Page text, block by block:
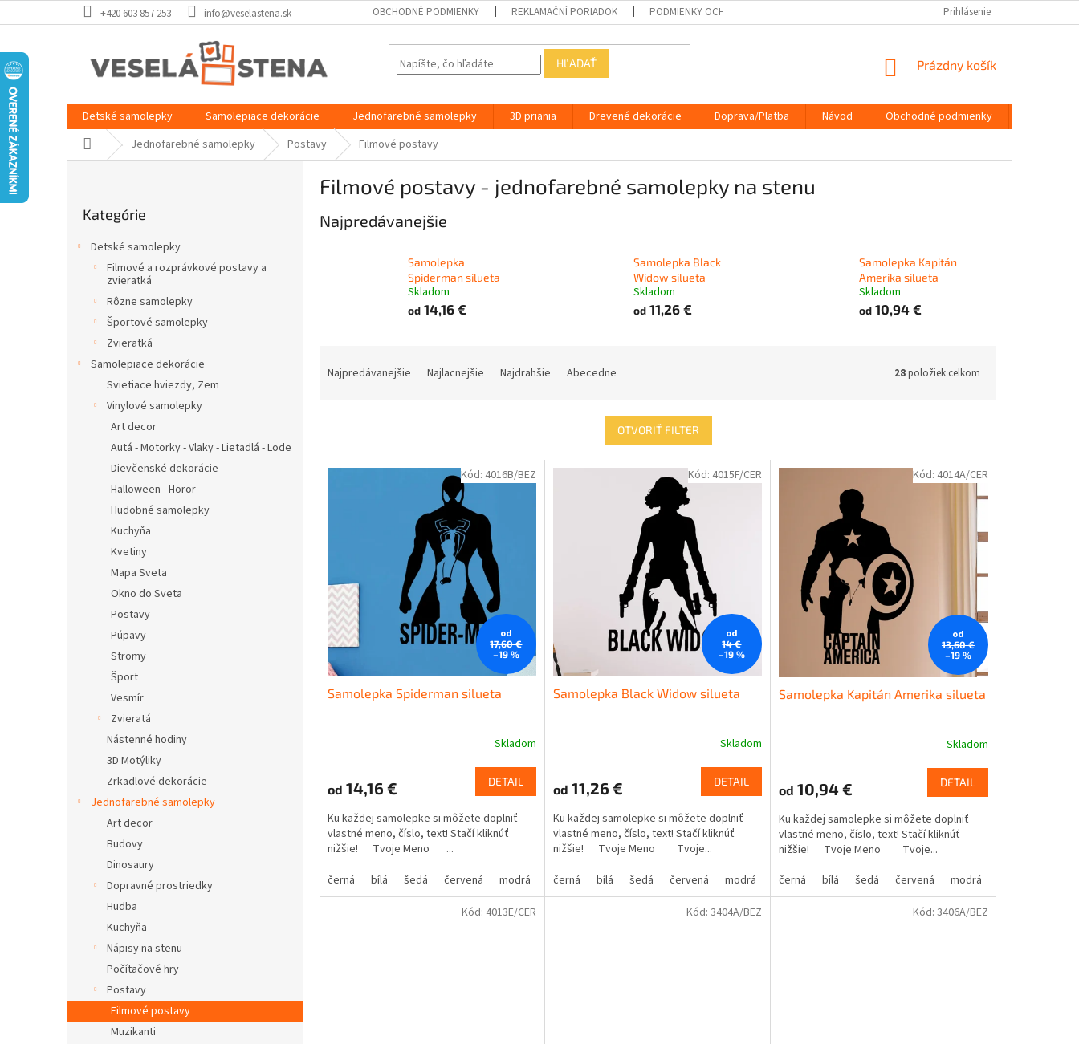
na
+420 603 857 253 info@veselastena.sk OBCHODNÉ PODMIENKY REKLAMAČNÍ PORIADOK PODMIENKY OCHRANY OSOBNÝCH ÚDAJOV DOPRAVA/PLATBA NÁVOD
Prihlásenie
HĽADAŤ
NÁKUPNÝ
Prázdny košík
Detské samolepky Samolepiace dekorácie Jednofarebné samolepky 3D priania Drevené dekorácie Doprava/Platba Návod Obchodné podmienky
Domov Jednofarebné samolepky Postavy Filmové postavy
kategórie
Kategórie
Detské samolepky
Filmové a rozprávkové postavy a
zvieratká
Rôzne samolepky
Športové samolepky
Zvieratká
Samolepiace dekorácie
Svietiace hviezdy, Zem
Vinylové samolepky
Art decor
Autá - Motorky - Vlaky - Lietadlá - Lode
Dievčenské dekorácie
Halloween - Horor
Hudobné samolepky
Kuchyňa
Kvetiny
Mapa Sveta
Okno do Sveta
Postavy
Púpavy
Stromy
Šport
Vesmír
Zvieratá
Nástenné hodiny
3D Motýliky
Zrkadlové dekorácie
Jednofarebné samolepky
Art decor
Budovy
Dinosaury
Dopravné prostriedky
Hudba
Kuchyňa
Nápisy na stenu
Počítačové hry
Postavy
Filmové postavy
Muzikanti
Filmové postavy - jednofarebné samolepky na stenu
Najpredávanejšie
Samolepka
Spiderman silueta
Skladom
od 14,16 €
Samolepka Black
Widow silueta
Skladom
od11,26 €
Samolepka Kapitán
Amerika silueta
Skladom
od10,94 €
Najpredávanejšie Najlacnejšie Najdrahšie Abecedne 28položiek celkom
OTVORIŤ FILTER
V
od
17,60 €
–19 %
Samolepka Spiderman silueta
Skladom
od 14,16 € DETAIL
Ku každej samolepke si môžete doplniť
vlastné meno, číslo, text! Stačí kliknúť
nižšie! Tvoje Meno ...
černá
bílá šedá červená modrá žlutá zelená růžová fialová oranžová hnědá béžová
Kód: 4016B/BEZ
od
14 €
–19 %
Samolepka Black Widow silueta
Skladom
od 11,26 € DETAIL
Ku každej samolepke si môžete doplniť
vlastné meno, číslo, text! Stačí kliknúť
nižšie! Tvoje Meno Tvoje...
černá
bílá šedá červená modrá žlutá zelená růžová fialová oranžová
Kód: 4015F/CER
od
13,60 €
–19 %
Samolepka Kapitán Amerika silueta
Skladom
od 10,94 € DETAIL
Ku každej samolepke si môžete doplniť
vlastné meno, číslo, text! Stačí kliknúť
nižšie! Tvoje Meno Tvoje...
černá
bílá šedá červená modrá
Kód: 4014A/CER
Kód: 4013E/CER Kód: 3404A/BEZ Kód: 3406A/BEZ